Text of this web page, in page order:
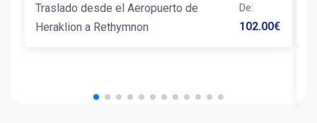
Traslado desde el Aeropuerto de
Heraklion a Rethymnon
De:
102.00€